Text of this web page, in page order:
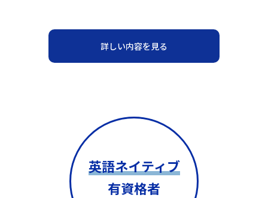
詳しい内容を見る
英語ネイティブ
有資格者